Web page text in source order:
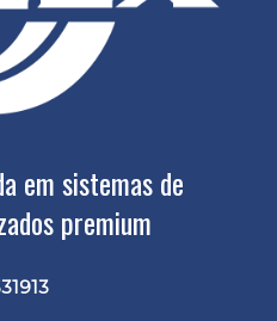
em sistemas de
premium